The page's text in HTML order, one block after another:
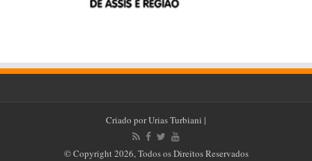
Criado porUrias Turbiani |
© Copyright 2026, Todos os Direitos Reservados